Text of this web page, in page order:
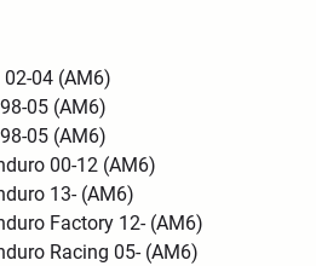
04 (AM6)
05 (AM6)
05 (AM6)
00-12 (AM6)
13- (AM6)
Factory 12- (AM6)
Racing 05- (AM6)